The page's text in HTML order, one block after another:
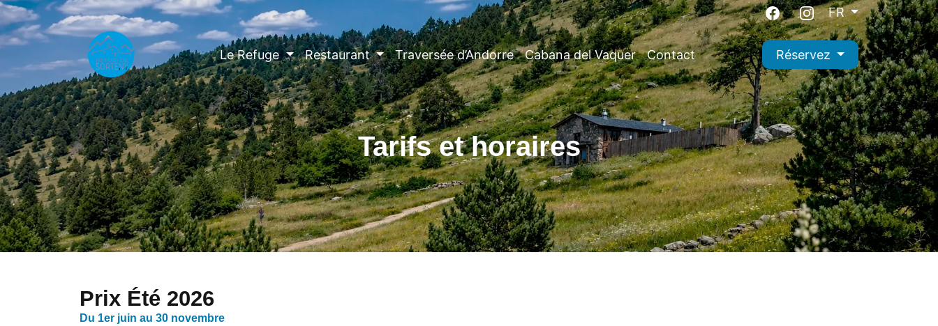
FR
Le Refuge Restaurant Traversée d’Andorre Cabana del Vaquer Contact Réservez
Tarifs et horaires
Prix Été 2026
Du 1er juin au 30 novembre